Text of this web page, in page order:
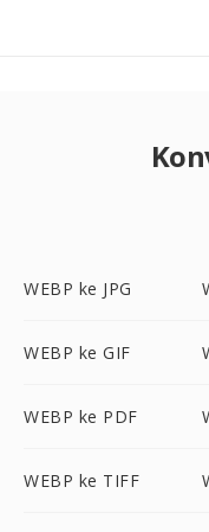
WEBP ke JPG
WEBP ke GIF
WEBP ke PDF
WEBP ke TIFF